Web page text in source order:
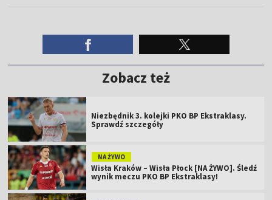
Zobacz też
Niezbędnik 3. kolejki PKO BP Ekstraklasy.
Sprawdź szczegóły
NA ŻYWO
Wisła Kraków – Wisła Płock [NA ŻYWO]. Śledź
wynik meczu PKO BP Ekstraklasy!